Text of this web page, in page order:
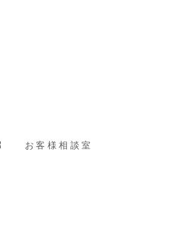
お客様相談室